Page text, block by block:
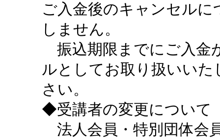
ご入金後のキャンセル
しません。
振込期限までにご入金
ルとしてお取り扱いい
さい。
◆受講者の変更について
法人会員・特別団体会